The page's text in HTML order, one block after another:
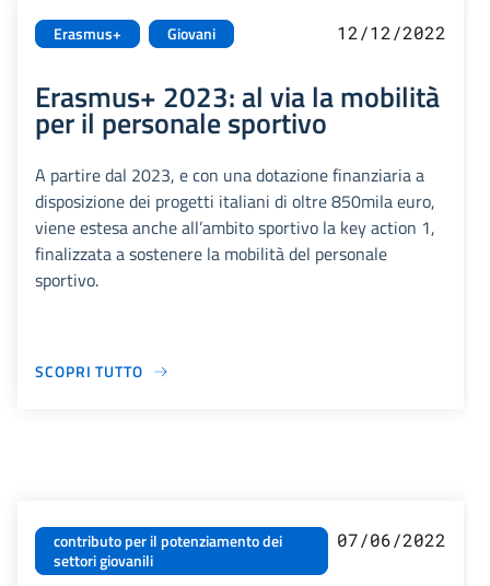
Erasmus+ Giovani 12/12/2022
Erasmus+ 2023: al via la mobilità
per il personale sportivo
A partire dal 2023, e con una dotazione finanziaria a
disposizione dei progetti italiani di oltre 850mila euro,
viene estesa anche all’ambito sportivo la key action 1,
finalizzata a sostenere la mobilità del personale
sportivo.
SCOPRI TUTTO
contributo per il potenziamento dei
settori giovanili
07/06/2022